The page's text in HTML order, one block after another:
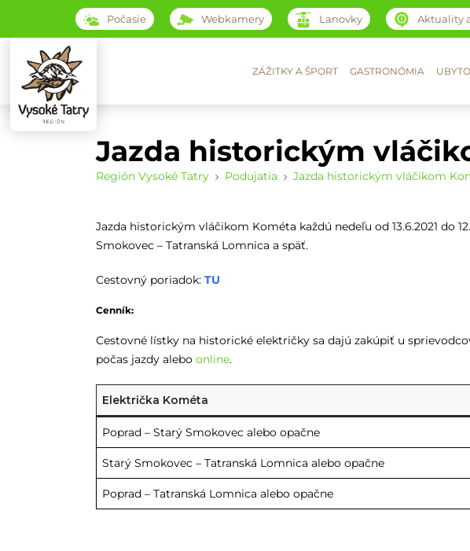
Počasie Webkamery Lanovky Aktuality
ZÁŽITKY A ŠPORT GASTRONÓMIA
Jazda historickým
Región Vysoké Tatry Podujatia Jazda historickým vláčikom
Jazda historickým vláčikom Kométa každú nedeľu od 13.6.2021 do
Smokovec – Tatranská Lomnica a späť.
Cestovný poriadok: TU
Cenník:
Cestovné lístky na historické električky sa dajú zakúpiť u
počas jazdy aleboonline.
Električka Kométa
Poprad – Starý Smokovec alebo opačne
Starý Smokovec – Tatranská Lomnica alebo opačne
Poprad – Tatranská Lomnica alebo opačne